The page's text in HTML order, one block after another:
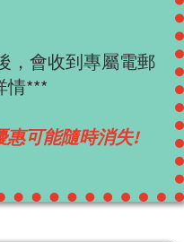
，會收到專屬電郵
情***
惠可能隨時消失!